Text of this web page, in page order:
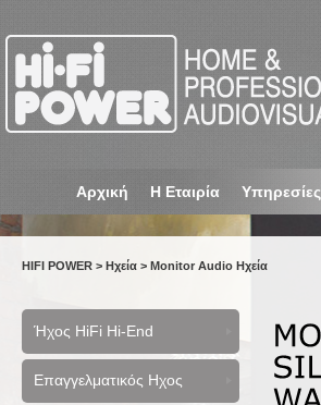
Αρχική Η Εταιρία Υπηρεσίες
HIFI POWER > Ηχεία > Monitor Audio Ηχεία
Ήχος HiFi Hi-End
Επαγγελματικός Ηχος